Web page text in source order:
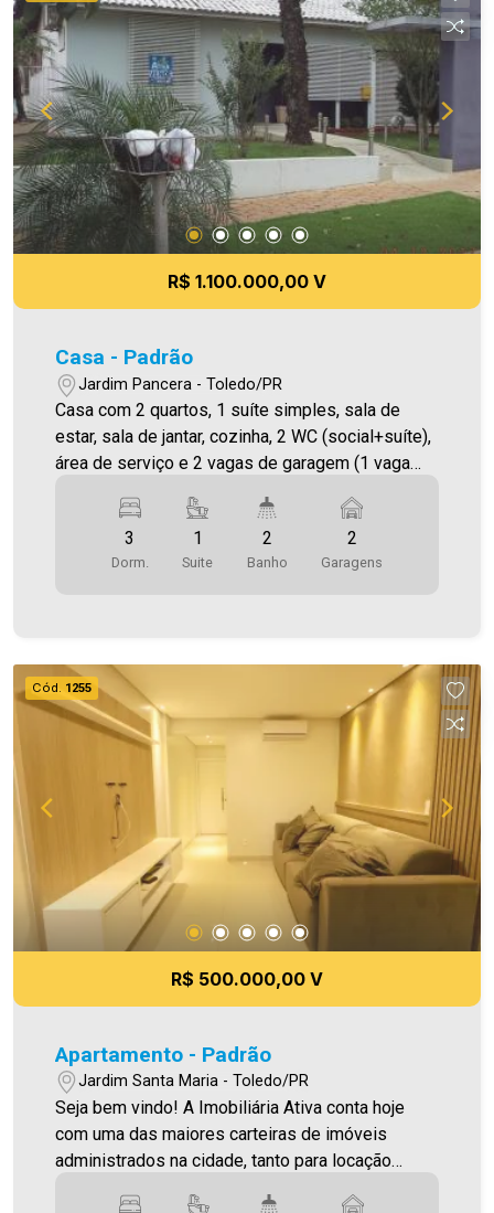
R$ 1.100.000,00 V
Casa - Padrão
Jardim Pancera - Toledo/PR
Casa com 2 quartos, 1 suíte simples, sala de
estar, sala de jantar, cozinha, 2 WC (social+suíte),
área de serviço e 2 vagas de garagem (1 vaga
3
Dorm.
1
Suite
2
Banho
2
Garagens
Cód. 1255
R$ 500.000,00 V
Apartamento - Padrão
Jardim Santa Maria - Toledo/PR
Seja bem vindo! A Imobiliária Ativa conta hoje
com uma das maiores carteiras de imóveis
administrados na cidade, tanto para locação